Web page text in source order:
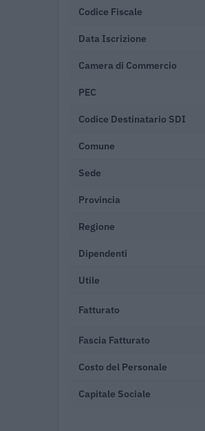
Codice Fiscale
Data Iscrizione
Camera di Commercio
PEC
Codice Destinatario SDI
Comune
Sede
Provincia
Regione
Dipendenti
Utile
Fatturato
Fascia Fatturato
Costo del Personale
Capitale Sociale